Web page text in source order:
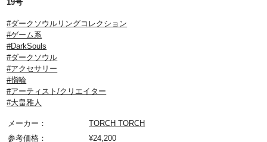
19号
#ダークソウルリングコレクション
#ゲーム系
#DarkSouls
#ダークソウル
#アクセサリー
#指輪
#アーティスト/クリエイター
#大畠雅人
メーカー：
TORCH TORCH
参考価格：
¥24,200